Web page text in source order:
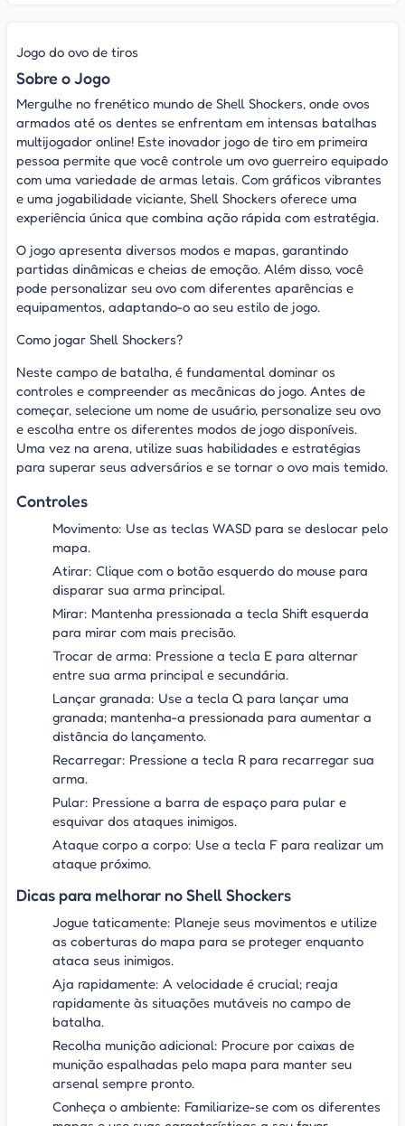
Jogo do ovo de tiros
Sobre o Jogo
Mergulhe no frenético mundo de Shell Shockers, onde ovos
armados até os dentes se enfrentam em intensas batalhas
multijogador online! Este inovador jogo de tiro em primeira
pessoa permite que você controle um ovo guerreiro equipado
com uma variedade de armas letais. Com gráficos vibrantes
e uma jogabilidade viciante, Shell Shockers oferece uma
experiência única que combina ação rápida com estratégia.
O jogo apresenta diversos modos e mapas, garantindo
partidas dinâmicas e cheias de emoção. Além disso, você
pode personalizar seu ovo com diferentes aparências e
equipamentos, adaptando-o ao seu estilo de jogo.
Como jogar Shell Shockers?
Neste campo de batalha, é fundamental dominar os
controles e compreender as mecânicas do jogo. Antes de
começar, selecione um nome de usuário, personalize seu ovo
e escolha entre os diferentes modos de jogo disponíveis.
Uma vez na arena, utilize suas habilidades e estratégias
para superar seus adversários e se tornar o ovo mais temido.
Controles
Movimento: Use as teclas WASD para se deslocar pelo
mapa.
Atirar: Clique com o botão esquerdo do mouse para
disparar sua arma principal.
Mirar: Mantenha pressionada a tecla Shift esquerda
para mirar com mais precisão.
Trocar de arma: Pressione a tecla E para alternar
entre sua arma principal e secundária.
Lançar granada: Use a tecla Q para lançar uma
granada; mantenha-a pressionada para aumentar a
distância do lançamento.
Recarregar: Pressione a tecla R para recarregar sua
arma.
Pular: Pressione a barra de espaço para pular e
esquivar dos ataques inimigos.
Ataque corpo a corpo: Use a tecla F para realizar um
ataque próximo.
Dicas para melhorar no Shell Shockers
Jogue taticamente: Planeje seus movimentos e utilize
as coberturas do mapa para se proteger enquanto
ataca seus inimigos.
Aja rapidamente: A velocidade é crucial; reaja
rapidamente às situações mutáveis no campo de
batalha.
Recolha munição adicional: Procure por caixas de
munição espalhadas pelo mapa para manter seu
arsenal sempre pronto.
Conheça o ambiente: Familiarize-se com os diferentes